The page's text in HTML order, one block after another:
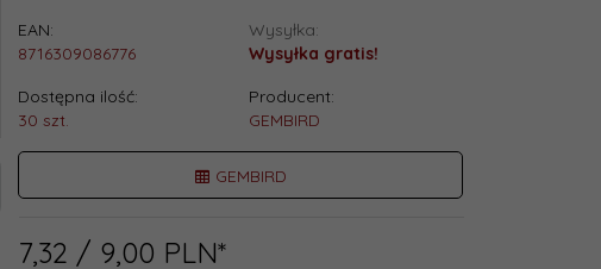
EAN:
8716309086776
Wysyłka:
Wysyłka gratis!
Dostępna ilość:
30 szt.
Producent:
GEMBIRD
GEMBIRD
7,32 / 9,00 PLN*